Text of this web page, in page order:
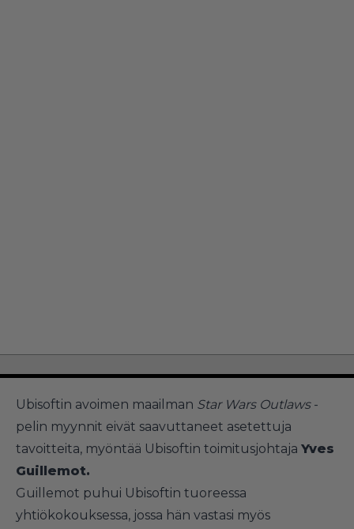
Ubisoftin avoimen maailman Star Wars Outlaws-
pelin myynnit eivät saavuttaneet asetettuja
tavoitteita, myöntää Ubisoftin toimitusjohtaja Yves
Guillemot.
Guillemot puhui Ubisoftin tuoreessa
yhtiökokouksessa, jossa hän vastasi myös